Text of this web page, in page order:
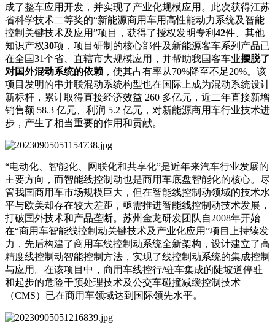
成了整车应用开发，并实现了产业化规模应用。此次获得江苏
省科学技术二等奖的“新能源商用车用高性能动力系统及智能
控制关键技术及应用”项目，获得了授权发明专利 42件、其他
知识产权30项，项目研制的核心部件及新能源客车系列产品已
在全国31个省、直辖市大规模应用，并帮助我国客车业摆脱了
对国外混动系统的依赖 ，使其占有率从70%降至不足20%。该
项目发明的串并联混动系统构型也在国际上成为混动系统设计
新标杆，累计取得直接经济效益 260 多亿元，近二年直接新增
销售额 58.3 亿元、利润 5.2 亿元，对新能源商用车行业技术进
步，产生了相当重要的作用和贡献。
“电动化、智能化、网联化和共享化”是近年来汽车行业发展的
主要方向，而智能线控制动也是商用车底盘智能化的核心。尽
管我国商用车市场规模巨大，但在智能线控制动领域的技术水
平与欧美却存在较大差距，亟需推进智能线控制动技术发展，
打破国外技术和产品垄断。苏州金龙研发团队自2008年开始
在“商用车智能线控制动关键技术及产业化应用”项目上持续发
力，先后构建了商用车线控制动系统全新架构，设计建立了高
精度线控制动智能控制方法，实现了线控制动系统的集成控制
与应用。在该项目中，商用车线控行/驻车集成的陡坡道停驻
和起步的危险干预处理技术及公交车碰撞减缓控制技术
（CMS）已在商用车领域达到国际领先水平。